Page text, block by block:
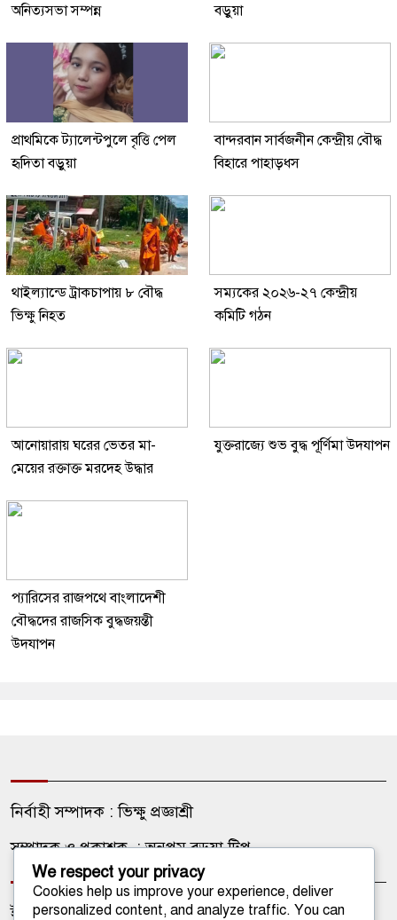
অনিত্যসভা সম্পন্ন
বড়ুয়া
প্রাথমিকে ট্যালেন্টপুলে বৃত্তি পেল
হৃদিতা বড়ুয়া
বান্দরবান সার্বজনীন কেন্দ্রীয় বৌদ্ধ
বিহারে পাহাড়ধস
থাইল্যান্ডে ট্রাকচাপায় ৮ বৌদ্ধ
ভিক্ষু নিহত
সম্যকের ২০২৬-২৭ কেন্দ্রীয়
কমিটি গঠন
আনোয়ারায় ঘরের ভেতর মা-
মেয়ের রক্তাক্ত মরদেহ উদ্ধার
যুক্তরাজ্যে শুভ বুদ্ধ পূর্ণিমা উদযাপন
প্যারিসের রাজপথে বাংলাদেশী
বৌদ্ধদের রাজসিক বুদ্ধজয়ন্তী
উদযাপন
নির্বাহী সম্পাদক : ভিক্ষু প্রজ্ঞাশ্রী
সম্পাদক ও প্রকাশক : অনুপম বড়ুয়া টিপু
ইমেইল: onlinetathagata@gmail.com
We respect your privacy
Cookies help us improve your experience, deliver
personalized content, and analyze traffic. You can